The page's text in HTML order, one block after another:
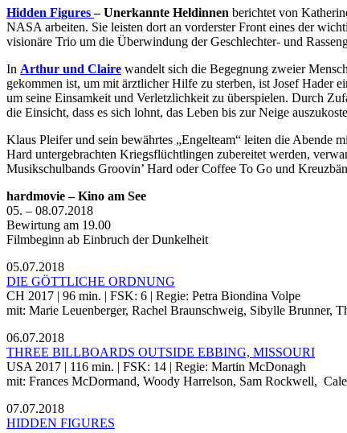
Hidden Figures– Unerkannte Heldinnen berichtet von
NASA arbeiten. Sie leisten dort an vorderster Front eines der
visionäre Trio um die Überwindung der Geschlechter- und
In Arthur und Claire wandelt sich die Begegnung zweier
gekommen ist, um mit ärztlicher Hilfe zu sterben, ist Josef Hader
um seine Einsamkeit und Verletzlichkeit zu überspielen. Durch
die Einsicht, dass es sich lohnt, das Leben bis zur Neige
Klaus Pleifer und sein bewährtes „Engelteam“ leiten die Abende
Hard untergebrachten Kriegsflüchtlingen zubereitet werden,
Musikschulbands Groovin’ Hard oder Coffee To Go und
hardmovie – Kino am See
05. – 08.07.2018
Bewirtung am 19.00
Filmbeginn ab Einbruch der Dunkelheit
05.07.2018
DIE GÖTTLICHE ORDNUNG
CH 2017 | 96 min. | FSK: 6 | Regie: Petra Biondina Volpe
mit: Marie Leuenberger, Rachel Braunschweig, Sibylle Brunner,
06.07.2018
THREE BILLBOARDS OUTSIDE EBBING, MISSOURI
USA 2017 | 116 min. | FSK: 14 | Regie: Martin McDonagh
mit: Frances McDormand, Woody Harrelson, Sam Rockwell,
07.07.2018
HIDDEN FIGURES